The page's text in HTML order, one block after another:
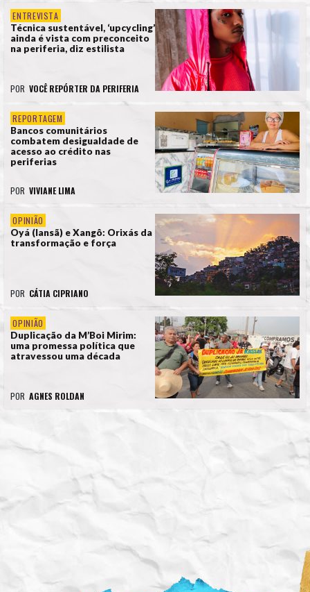
ENTREVISTA
Técnica sustentável, ‘upcycling’
ainda é vista com preconceito
na periferia, diz estilista
POR VOCÊ REPÓRTER DA PERIFERIA
REPORTAGEM
Bancos comunitários
combatem desigualdade de
acesso ao crédito nas
periferias
POR VIVIANE LIMA
OPINIÃO
Oyá (Iansã) e Xangô: Orixás da
transformação e força
POR CÁTIA CIPRIANO
OPINIÃO
Duplicação da M’Boi Mirim:
uma promessa política que
atravessou uma década
POR AGNES ROLDAN